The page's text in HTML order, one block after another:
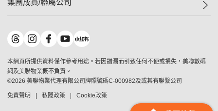
按揭計算機
負擔能力計算機
轉按計算機
繳款方式
歷史成交
屋苑成交排行榜
地區百科
美聯精英會
美善會
地產代理管理協會
申報已遞交的購樓意向登記
集團成員/聯屬公司
美聯物業
鋑聯控股*
美聯工商舖*
美聯中國
美聯澳門
美聯金融集團
本網頁所提供資料僅作參考用途。若因錯漏而引致任何不便或損失，美聯數碼
網及美聯物業概不負責。
©2026 美聯物業代理有限公司牌照號碼C-000982及或其有聯繫公司
免責聲明 私隱政策 Cookie政策